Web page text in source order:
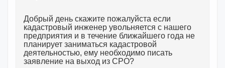
Добрый день скажите пожалуйста если
кадастровый инженер увольняется с нашего
предприятия и в течение ближайшего года не
планирует заниматься кадастровой
деятельностью, ему необходимо писать
заявление на выход из СРО?